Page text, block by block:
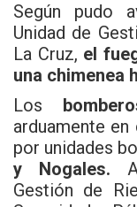
Según pudo
Unidad de
La Cruz, el
una chimenea
Los
arduamente
por unidades
y Nogales.
Gestión de